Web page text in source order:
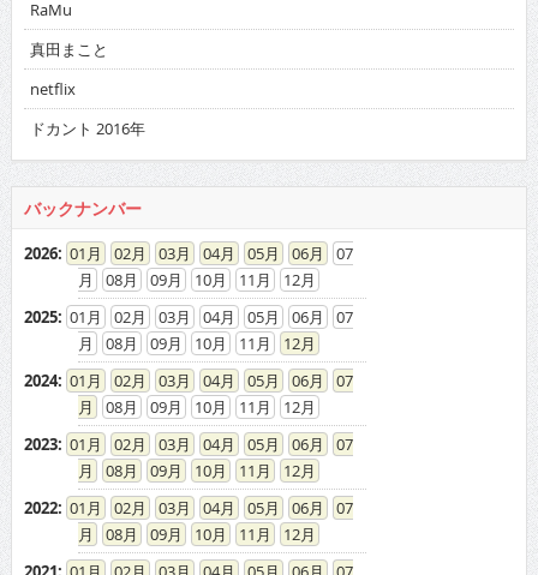
RaMu
真田まこと
netflix
ドカント 2016年
バックナンバー
2026: 01 02 03 04 05 06
07
08
09 10 11
12
2025: 01 02 03 04 05 06
07
08
09 10 11
12
2024: 01 02 03 04 05 06
07
08
09 10 11
12
2023: 01 02 03 04 05 06
07
08
09 10 11
12
2022: 01 02 03 04 05 06
07
08
09 10 11
12